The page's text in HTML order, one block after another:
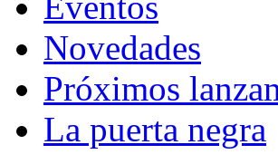
Novedades
Próximos
La puerta negra